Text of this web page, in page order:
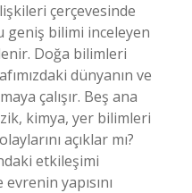
çerçevesinde
geniş bilimi inceleyen
Doğa bilimleri
dünyanın ve
çalışır. Beş ana
kimya, yer bilimleri
açıklar mı?
etkileşimi
yapısını